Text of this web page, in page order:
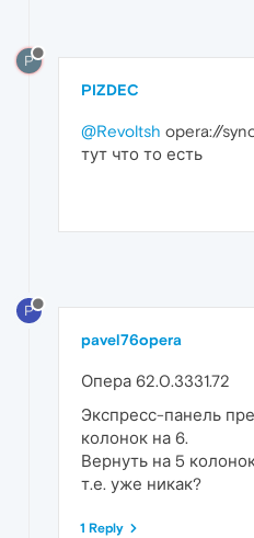
P
PIZDEC
@Revoltsh opera://
тут что то есть
P
pavel76opera
Опера 62.0.3331.72
Экспресс-панель
колонок на 6.
Вернуть на 5
т.е. уже никак?
1 Reply